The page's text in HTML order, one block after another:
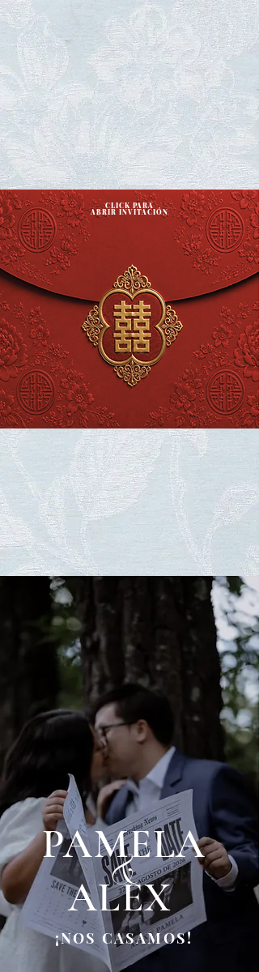
CLICK PARA
ABRIR INVITACIÓN
¡NOS CASAMOS!
ALEX
&
PAMELA